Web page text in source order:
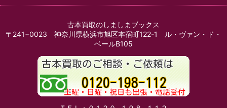
古本買取のしましまブックス
〒241−0023 神奈川県横浜市旭区本宿町122-1 ル・ヴァン・ド・
ベールB105